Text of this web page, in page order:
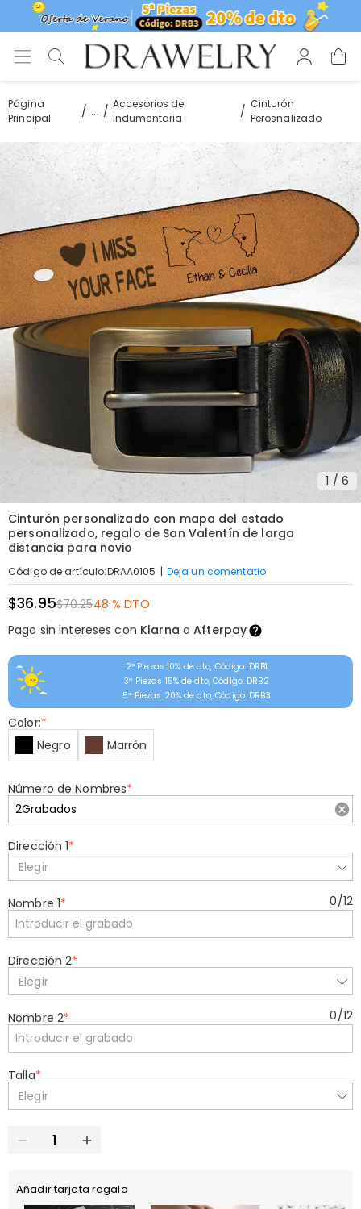
Página
Principal
...
Accesorios de
Indumentaria
Cinturón
Perosnalizado
1 / 6
Cinturón personalizado con mapa del estado
personalizado, regalo de San Valentín de larga
distancia para novio
Código de artículo:DRAA0105 | Deja un comentatio
$36.95$70.2548 % DTO
Pago sin intereses con Klarna oAfterpay
2ª Piezas 10% de dto, Código: DRB1
3ª Piezas 15% de dto, Código: DRB2
5ª Piezas 20% de dto, Código: DRB3
Color:*
Negro
Marrón
Número de Nombres*
Dirección 1*
Elegir
Nombre 1* 0/12
Dirección 2*
Elegir
Nombre 2* 0/12
Talla*
Elegir
Añadir tarjeta regalo